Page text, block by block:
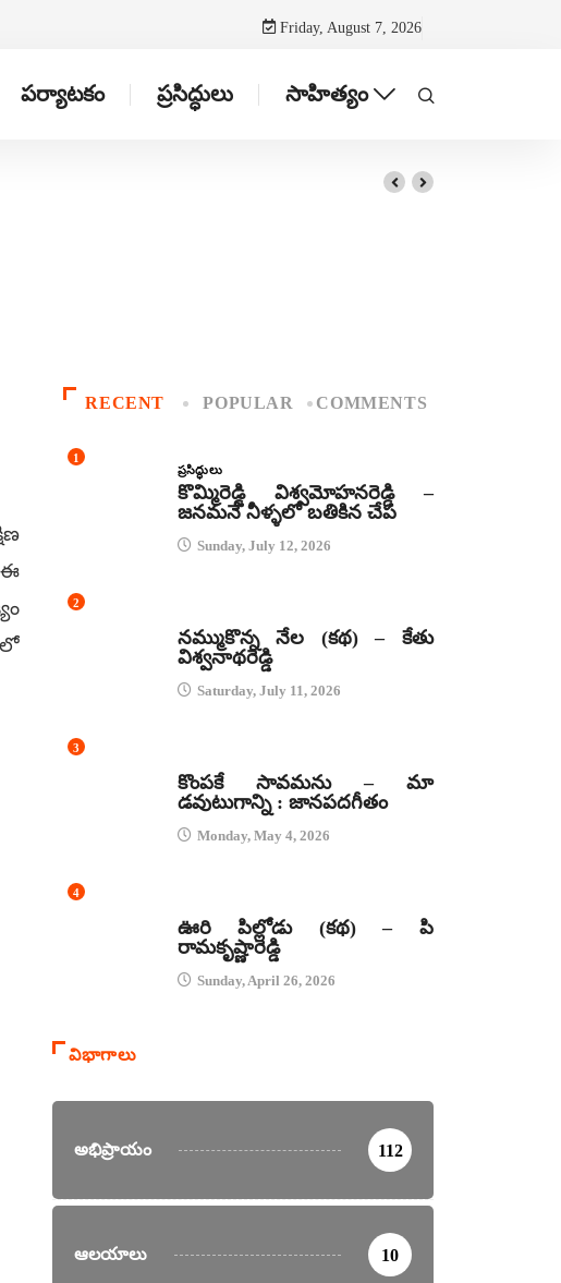
Friday, August 7, 2026
పర్యాటకం ప్రసిద్ధులు సాహిత్యం
ఈ
RECENT POPULAR COMMENTS
1
ప్రసిద్ధులు
కొమ్మిరెడ్డి విశ్వమోహనరెడ్డి –
జనమనే నీళ్ళలో బతికిన చేప
Sunday, July 12, 2026
2
నమ్ముకొన్న నేల (కథ) – కేతు
విశ్వనాథరెడ్డి
Saturday, July 11, 2026
3
కొంపకే సావమను – మా
డవుటుగాన్ని : జానపదగీతం
Monday, May 4, 2026
4
ఊరి పిల్లోడు (కథ) – పి
రామకృష్ణారెడ్డి
Sunday, April 26, 2026
విభాగాలు
అభిప్రాయం 112
ఆలయాలు 10